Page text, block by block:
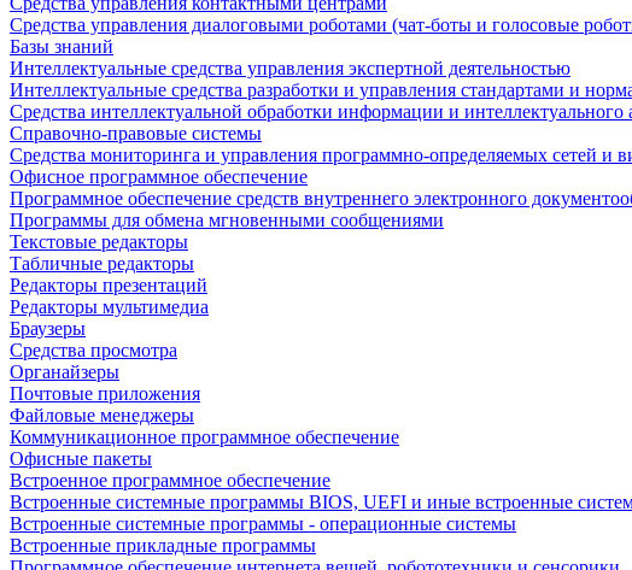
Средства управления диалоговыми роботами (чат-боты и голосовые
Базы знаний
Интеллектуальные средства управления экспертной деятельностью
Интеллектуальные средства разработки и управления стандартами и
Средства интеллектуальной обработки информации и интеллектуального
Справочно-правовые системы
Средства мониторинга и управления программно-определяемых сетей и
Офисное программное обеспечение
Программное обеспечение средств внутреннего электронного
Программы для обмена мгновенными сообщениями
Текстовые редакторы
Табличные редакторы
Редакторы презентаций
Редакторы мультимедиа
Браузеры
Средства просмотра
Органайзеры
Почтовые приложения
Файловые менеджеры
Коммуникационное программное обеспечение
Офисные пакеты
Встроенное программное обеспечение
Встроенные системные программы BIOS, UEFI и иные встроенные
Встроенные системные программы - операционные системы
Встроенные прикладные программы